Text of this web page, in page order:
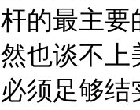
杆的最主要
然也谈不上
必须足够